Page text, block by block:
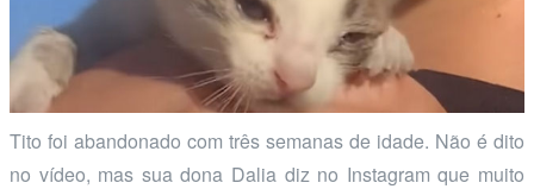
Tito foi abandonado com três semanas de idade. Não é dito
no vídeo, mas sua dona Dalia diz no Instagram que muito